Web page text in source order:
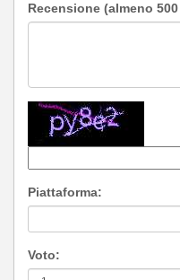
Recensione (almeno
Piattaforma:
Voto: